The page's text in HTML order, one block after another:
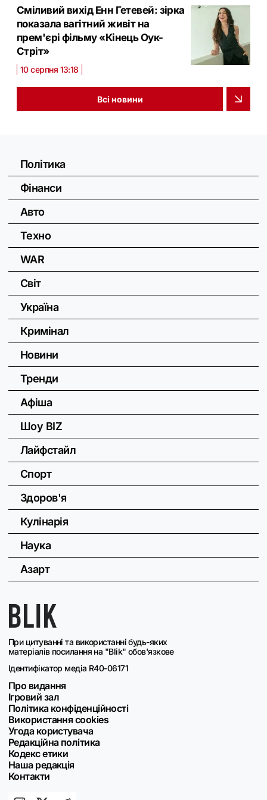
Сміливий вихід Енн Гетевей: зірка
показала вагітний живіт на
прем'єрі фільму «Кінець Оук-
Стріт»
10 серпня 13:18
Всі новини
При цитуванні та використанні будь-яких
матеріалів посилання на "Blik" обов'язкове
Ідентифікатор медіа R40-06171
Про видання
Ігровий зал
Політика конфіденційності
Використання cookies
Угода користувача
Редакційна політика
Кодекс етики
Наша редакція
Контакти
Політика
Фінанси
Авто
Техно
WAR
Світ
Україна
Кримінал
Новини
Тренди
Афіша
Шоу BIZ
Лайфстайл
Спорт
Здоров'я
Кулінарія
Наука
Азарт